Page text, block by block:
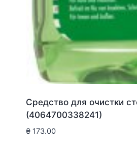
Средство для очистки
(4064700338241)
₴ 173.00